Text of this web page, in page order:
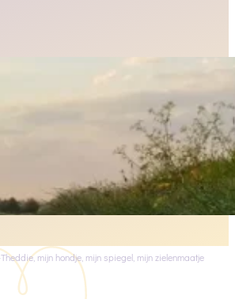
Theddie, mijn hondje, mijn spiegel, mijn zielenmaatje